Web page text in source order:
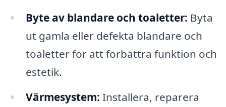
Byte av blandare och toaletter: Byta
ut gamla eller defekta blandare och
toaletter för att förbättra funktion och
estetik.
Värmesystem: Installera, reparera